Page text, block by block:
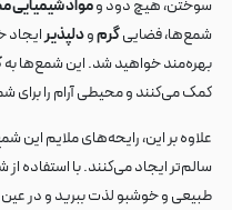
سوختن، هیچ دود ومواد شیمیایی
شمع‌ها، فضاییگرمودلپذیرایجاد
بهره‌مند خواهید شد. این شمع‌ها به
کمک می‌کنند و محیطی آرام را برای
علاوه بر این، رایحه‌های ملایم این
سالم‌تر ایجاد می‌کنند. با استفاده
طبیعی و خوشبو لذت ببرید و در عین